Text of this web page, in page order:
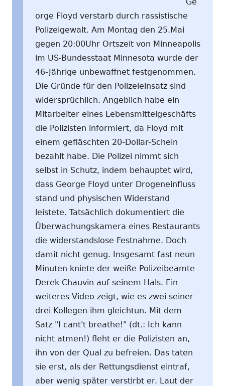
orge Floyd verstarb durch rassistische
Polizeigewalt. Am Montag den 25.Mai
gegen 20:00Uhr Ortszeit von Minneapolis
im US-Bundesstaat Minnesota wurde der
46-Jährige unbewaffnet festgenommen.
Die Gründe für den Polizeieinsatz sind
widersprüchlich. Angeblich habe ein
Mitarbeiter eines Lebensmittelgeschäfts
die Polizisten informiert, da Floyd mit
einem gefläschten 20-Dollar-Schein
bezahlt habe. Die Polizei nimmt sich
selbst in Schutz, indem behauptet wird,
dass George Floyd unter Drogeneinfluss
stand und physischen Widerstand
leistete. Tatsächlich dokumentiert die
Überwachungskamera eines Restaurants
die widerstandslose Festnahme. Doch
damit nicht genug. Insgesamt fast neun
Minuten kniete der weiße Polizeibeamte
Derek Chauvin auf seinem Hals. Ein
weiteres Video zeigt, wie es zwei seiner
drei Kollegen ihm gleichtun. Mit dem
Satz "I cant't breathe!" (dt.: Ich kann
nicht atmen!) fleht er die Polizisten an,
ihn von der Qual zu befreien. Das taten
sie erst, als der Rettungsdienst eintraf,
aber wenig später verstirbt er. Laut der